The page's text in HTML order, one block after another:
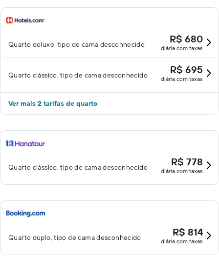
Quarto deluxe, tipo de cama desconhecido R$ 680
diária com taxas
Quarto clássico, tipo de cama desconhecido R$ 695
diária com taxas
Ver mais 2 tarifas de quarto
Quarto clássico, tipo de cama desconhecido R$ 778
diária com taxas
Quarto duplo, tipo de cama desconhecido R$ 814
diária com taxas